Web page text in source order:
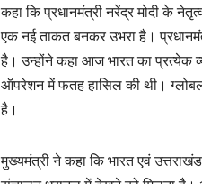
कहा कि प्रधानमंत्री नरेंद्र मोदी के
एक नई ताकत बनकर उभरा है।
है। उन्होंने कहा आज भारत का प्रत्येक
ऑपरेशन में फतह हासिल की थी।
है।
मुख्यमंत्री ने कहा कि भारत एवं